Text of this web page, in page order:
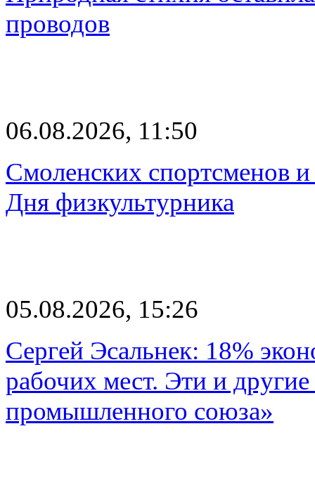
проводов
06.08.2026, 11:50
Смоленских спортсменов
Дня физкультурника
05.08.2026, 15:26
Сергей Эсальнек: 18%
рабочих мест. Эти и
промышленного союза»